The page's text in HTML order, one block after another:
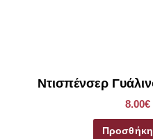
Ντισπένσερ
8.00€
Προσθήκη